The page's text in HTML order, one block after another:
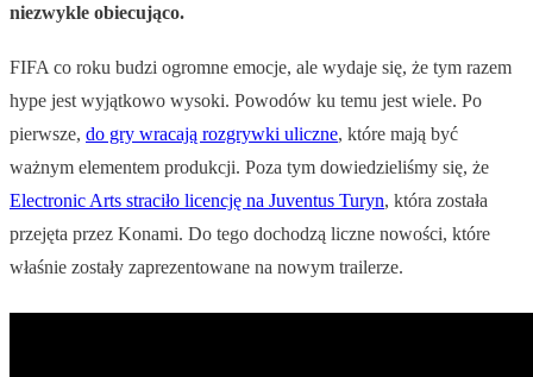
niezwykle obiecująco.
FIFA co roku budzi ogromne emocje, ale wydaje się, że tym razem
hype jest wyjątkowo wysoki. Powodów ku temu jest wiele. Po
pierwsze, do gry wracają rozgrywki uliczne, które mają być
ważnym elementem produkcji. Poza tym dowiedzieliśmy się, że
Electronic Arts straciło licencję na Juventus Turyn, która została
przejęta przez Konami. Do tego dochodzą liczne nowości, które
właśnie zostały zaprezentowane na nowym trailerze.